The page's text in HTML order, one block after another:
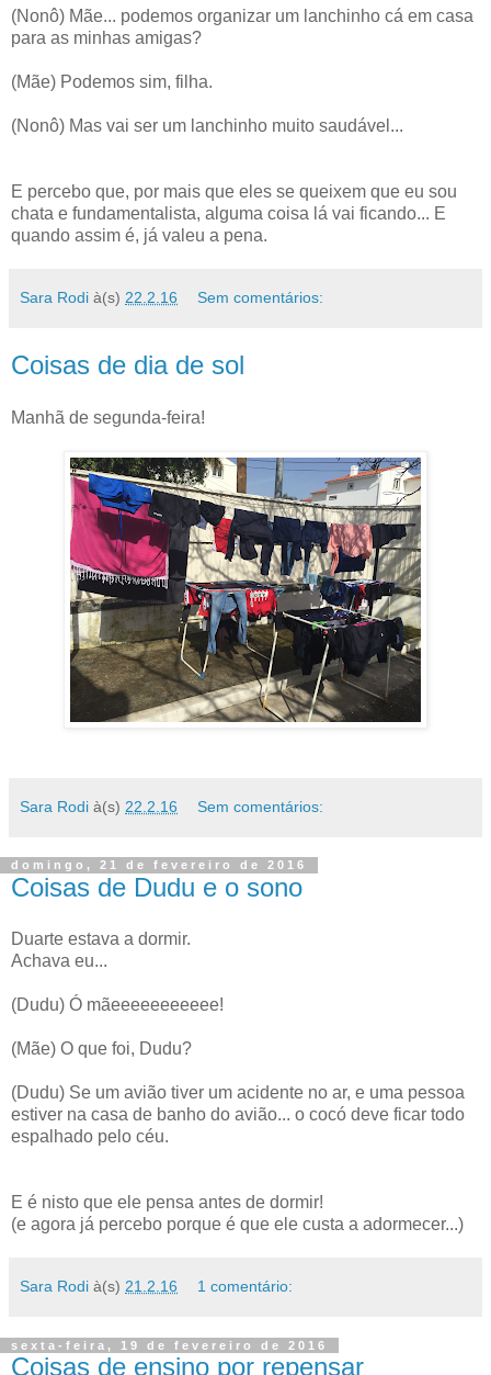
(Nonô) Mãe... podemos organizar um lanchinho cá em casa
para as minhas amigas?
(Mãe) Podemos sim, filha.
(Nonô) Mas vai ser um lanchinho muito saudável...
E percebo que, por mais que eles se queixem que eu sou
chata e fundamentalista, alguma coisa lá vai ficando... E
quando assim é, já valeu a pena.
Sara Rodi à(s) 22.2.16 Sem comentários:
Coisas de dia de sol
Manhã de segunda-feira!
Sara Rodi à(s) 22.2.16 Sem comentários:
domingo, 21 de fevereiro de 2016
Coisas de Dudu e o sono
Duarte estava a dormir.
Achava eu...
(Dudu) Ó mãeeeeeeeeeee!
(Mãe) O que foi, Dudu?
(Dudu) Se um avião tiver um acidente no ar, e uma pessoa
estiver na casa de banho do avião... o cocó deve ficar todo
espalhado pelo céu.
E é nisto que ele pensa antes de dormir!
(e agora já percebo porque é que ele custa a adormecer...)
Sara Rodi à(s) 21.2.16 1 comentário:
sexta-feira, 19 de fevereiro de 2016
Coisas de ensino por repensar